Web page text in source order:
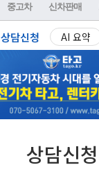
중고차 신차판매
상담신청 AI 요약
상담신청